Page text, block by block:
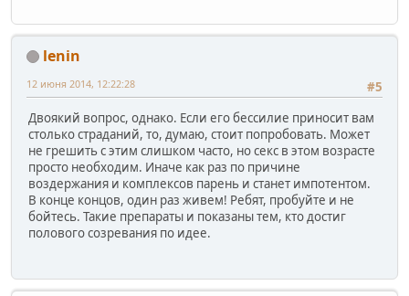
lenin
#5
12 июня 2014, 12:22:28
Двоякий вопрос, однако. Если его бессилие приносит вам
столько страданий, то, думаю, стоит попробовать. Может
не грешить с этим слишком часто, но секс в этом возрасте
просто необходим. Иначе как раз по причине
воздержания и комплексов парень и станет импотентом.
В конце концов, один раз живем! Ребят, пробуйте и не
бойтесь. Такие препараты и показаны тем, кто достиг
полового созревания по идее.